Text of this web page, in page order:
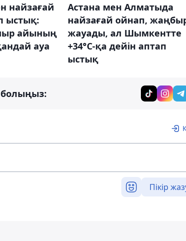
найзағай
ыстық:
айының
ауа
Астана мен Алматыда
найзағай ойнап,
жауады, ал Шымкентте
+34°С-қа дейін аптап
ыстық
Пікір